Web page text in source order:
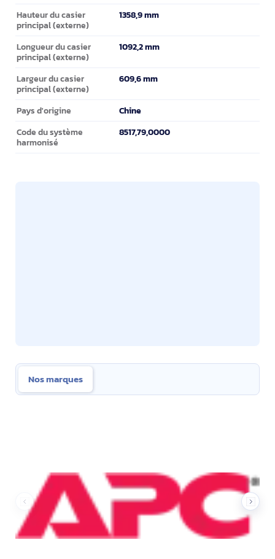
Hauteur du casier
principal (externe)
1358,9 mm
Longueur du casier
principal (externe)
1092,2 mm
Largeur du casier
principal (externe)
609,6 mm
Pays d'origine Chine
Code du système
harmonisé
8517,79,0000
Nos marques